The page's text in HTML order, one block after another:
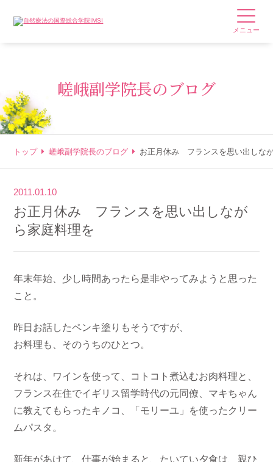
メニュー
嵯峨副学院長のブログ
トップ 嵯峨副学院長のブログ お正月休み フランスを思い出しな
2011.01.10
お正月休み フランスを思い出しなが
ら家庭料理を
年末年始、少し時間あったら是非やってみようと思った
こと。
昨日お話したペンキ塗りもそうですが、
お料理も、そのうちのひとつ。
それは、ワインを使って、コトコト煮込むお肉料理と、
フランス在住でイギリス留学時代の元同僚、マキちゃん
に教えてもらったキノコ、「モリーユ」を使ったクリー
ムパスタ。
新年があけて、仕事が始まると、たいてい夕食は、親ひ